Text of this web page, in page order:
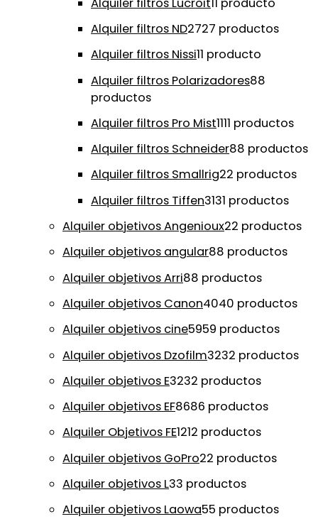
Alquiler filtros ND2727 productos
Alquiler filtros Nissi11 producto
Alquiler filtros Polarizadores88
productos
Alquiler filtros Pro Mist1111 productos
Alquiler filtros Schneider88 productos
Alquiler filtros Smallrig22 productos
Alquiler filtros Tiffen3131 productos
Alquiler objetivos Angenioux22 productos
Alquiler objetivos angular88 productos
Alquiler objetivos Arri88 productos
Alquiler objetivos Canon4040 productos
Alquiler objetivos cine5959 productos
Alquiler objetivos Dzofilm3232 productos
Alquiler objetivos E3232 productos
Alquiler objetivos EF8686 productos
Alquiler Objetivos FE1212 productos
Alquiler objetivos GoPro22 productos
Alquiler objetivos L33 productos
Alquiler objetivos Laowa55 productos